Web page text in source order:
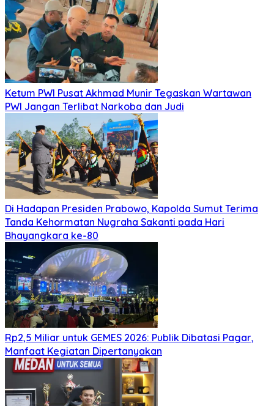
Ketum PWI Pusat Akhmad Munir Tegaskan Wartawan
PWI Jangan Terlibat Narkoba dan Judi
Di Hadapan Presiden Prabowo, Kapolda Sumut Terima
Tanda Kehormatan Nugraha Sakanti pada Hari
Bhayangkara ke-80
Rp2,5 Miliar untuk GEMES 2026: Publik Dibatasi Pagar,
Manfaat Kegiatan Dipertanyakan